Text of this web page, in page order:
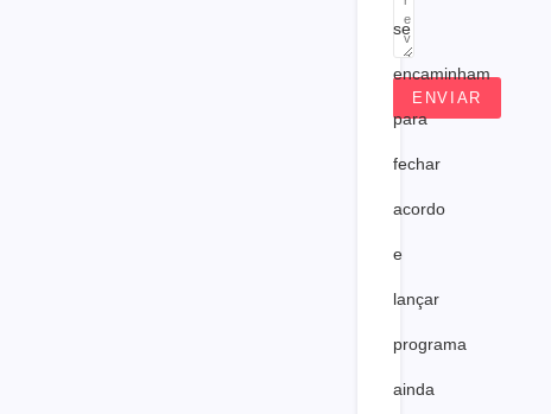
ENVIAR
se
encaminham
para
fechar
acordo
e
lançar
programa
ainda